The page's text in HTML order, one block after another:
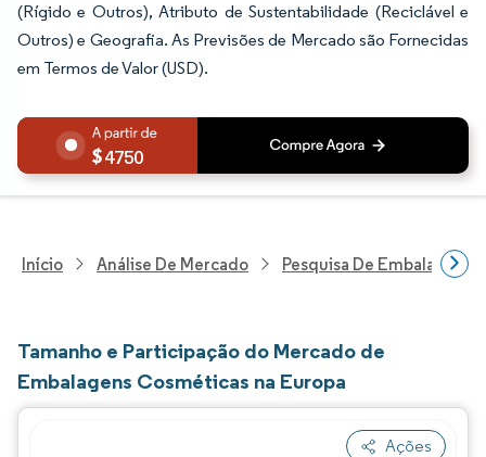
(Rígido e Outros), Atributo de Sustentabilidade (Reciclável e
Outros) e Geografia. As Previsões de Mercado são Fornecidas
em Termos de Valor (USD).
4750
Início Análise De Mercado Pesquisa De Embalagens
Tamanho e Participação do Mercado de
Embalagens Cosméticas na Europa
Ações